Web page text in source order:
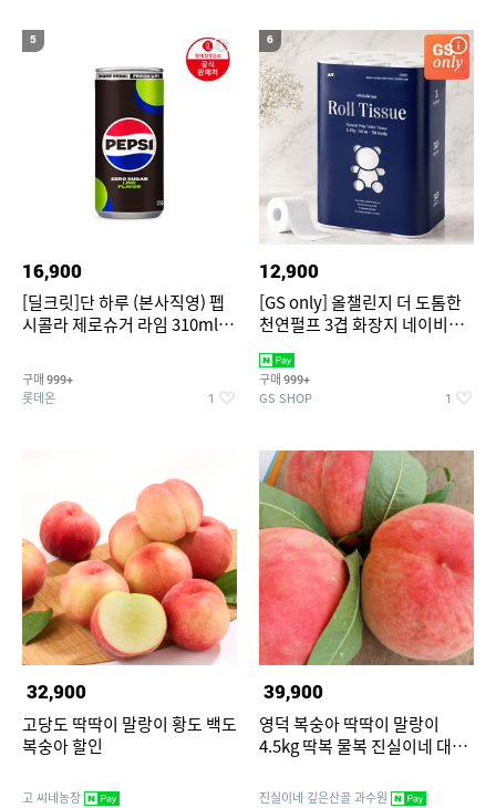
5
16,900
[딜크릿]단 하루 (본사직영) 펩
시콜라 제로슈거 라임 310ml
구매 999+
롯데온 1
6
12,900
[GS only] 올챌린지 더 도톰한
천연펄프 3겹 화장지 네이비
구매 999+
GS SHOP 1
32,900
고당도 딱딱이 말랑이 황도 백도
복숭아 할인
고 씨네농장
39,900
영덕 복숭아 딱딱이 말랑이
4.5kg 딱복 물복 진실이네 대복
진실이네 깊은산골 과수원